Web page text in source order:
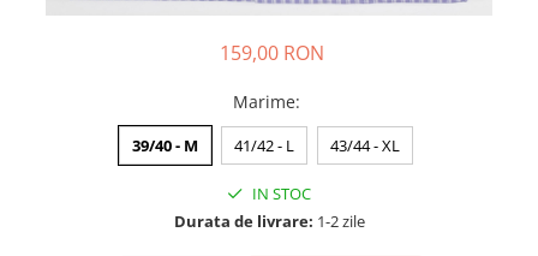
159,00 RON
Marime:
39/40 - M 41/42 - L 43/44 - XL
IN STOC
Durata de livrare: 1-2 zile